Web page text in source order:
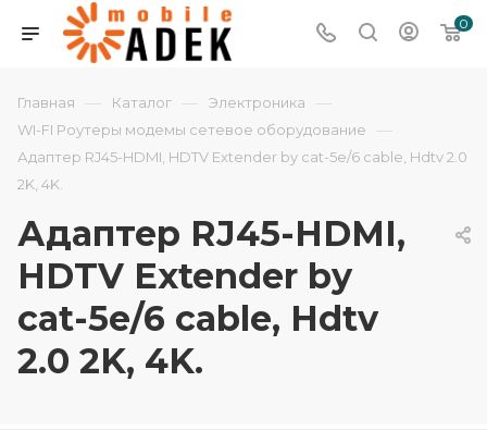
0
Главная — Каталог — Электроника —
WI-FI Роутеры модемы сетевое оборудование —
Адаптер RJ45-HDMI, HDTV Extender by cat-5e/6 cable, Hdtv 2.0
2K, 4K.
Адаптер RJ45-HDMI,
HDTV Extender by
cat-5e/6 cable, Hdtv
2.0 2K, 4K.